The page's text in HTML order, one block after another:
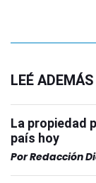
LEÉ ADEMÁS
La propiedad
país hoy
PorRedacción